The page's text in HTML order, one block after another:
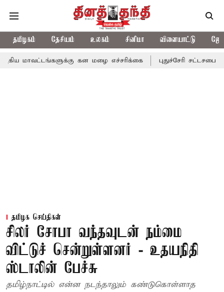
தமிழகம் தேசியம் உலகம் சினிமா விளையாட்டு
கன மழை எச்சரிக்கை புதுச்சேரி சட்டசபையில் வரும்
தமிழக செய்திகள்
சிலர் சோபா வந்தவுடன் நம்மை
விட்டுச் சென்றுள்ளனர் - உதயநிதி
ஸ்டாலின் பேச்சு
தமிழ்நாட்டில் என்ன நடந்தாலும் கண்டுகொள்ளாத